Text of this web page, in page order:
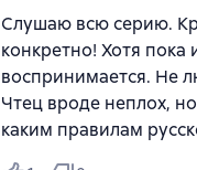
Слушаю всю серию.
конкретно! Хотя
воспринимается. Не
Чтец вроде неплох,
каким правилам